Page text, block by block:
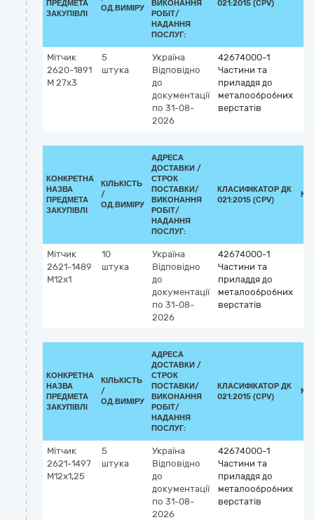
ПРЕДМЕТА
ЗАКУПІВЛІ
ОД.ВИМІРУ
ВИКОНАННЯ
РОБІТ/
НАДАННЯ
ПОСЛУГ:
021:2015 (CPV)
Мітчик
2620-1891
М 27х3
5
штука
Україна
Відповідно
до
документації
по 31-08-
2026
42674000-1
Частини та
приладдя до
металообробних
верстатів
КОНКРЕТНА
НАЗВА
ПРЕДМЕТА
ЗАКУПІВЛІ
КІЛЬКІСТЬ
/
ОД.ВИМІРУ
АДРЕСА
ДОСТАВКИ /
СТРОК
ПОСТАВКИ/
ВИКОНАННЯ
РОБІТ/
НАДАННЯ
ПОСЛУГ:
КЛАСИФІКАТОР ДК
021:2015 (CPV)
Мітчик
2621-1489
М12х1
10
штука
Україна
Відповідно
до
документації
по 31-08-
2026
42674000-1
Частини та
приладдя до
металообробних
верстатів
КОНКРЕТНА
НАЗВА
ПРЕДМЕТА
ЗАКУПІВЛІ
КІЛЬКІСТЬ
/
ОД.ВИМІРУ
АДРЕСА
ДОСТАВКИ /
СТРОК
ПОСТАВКИ/
ВИКОНАННЯ
РОБІТ/
НАДАННЯ
ПОСЛУГ:
КЛАСИФІКАТОР ДК
021:2015 (CPV)
Мітчик
2621-1497
М12х1,25
5
штука
Україна
Відповідно
до
документації
по 31-08-
2026
42674000-1
Частини та
приладдя до
металообробних
верстатів